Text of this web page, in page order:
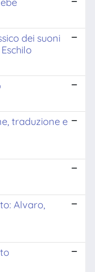
dei suoni
traduzione e
Alvaro,